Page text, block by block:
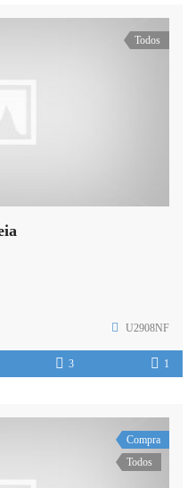
Todos
U2908NF
3 1
Compra
Todos